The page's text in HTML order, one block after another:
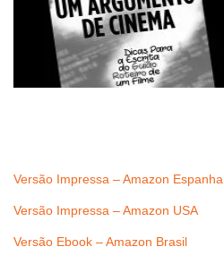
Versão Impressa – Amazon Espanha
Versão Impressa – Amazon USA
Versão Ebook – Amazon Brasil